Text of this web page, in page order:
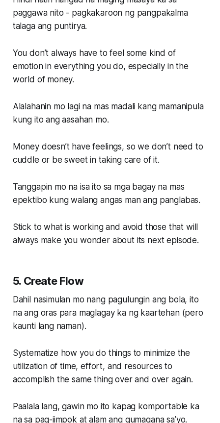
paggawa nito - pagkakaroon ng pangpakalma
talaga ang puntirya.
You don’t always have to feel some kind of
emotion in everything you do, especially in the
world of money.
Alalahanin mo lagi na mas madali kang mamanipula
kung ito ang aasahan mo.
Money doesn’t have feelings, so we don’t need to
cuddle or be sweet in taking care of it.
Tanggapin mo na isa ito sa mga bagay na mas
epektibo kung walang angas man ang panglabas.
Stick to what is working and avoid those that will
always make you wonder about its next episode.
5. Create Flow
Dahil nasimulan mo nang pagulungin ang bola, ito
na ang oras para maglagay ka ng kaartehan (pero
kaunti lang naman).
Systematize how you do things to minimize the
utilization of time, effort, and resources to
accomplish the same thing over and over again.
Paalala lang, gawin mo ito kapag komportable ka
na sa pag-iimpok at alam ang gumagana sa’yo.